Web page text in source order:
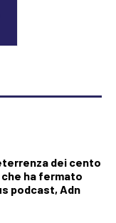
dei cento
ha fermato
podcast, Adn